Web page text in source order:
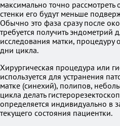
максимально точно рассмотреть
стенки его будут меньше
Обычно это фаза сразу после
требуется получить эндометрий
исследования матки, процедуру
дни цикла.
Хирургическая процедура или
используется для устранения
матке (синехий), полипов,
цикла делать
определяется индивидуально в
текущего состояния пациентки.